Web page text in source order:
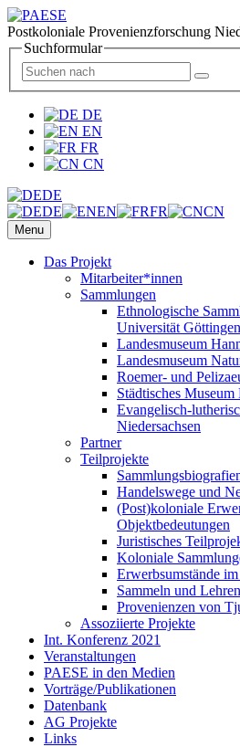
Postkoloniale Provenienzforschung
Suchformular
DE
EN
FR
CN
DE
DE
EN FR CN
Menu
Das Projekt
Mitarbeiter*innen
Sammlungen
Ethnologische
Universität Göttingen
Landesmuseum
Landesmuseum
Roemer- und
Städtisches
Evangelisch-
Niedersachsen
Partner
Teilprojekte
Handelswege und
(Post)koloniale
Objektbedeutungen
Juristisches
Koloniale
Erwerbsumstände
Sammeln und Lehren
Provenienzen von
Assoziierte Projekte
Int. Konferenz 2021
Veranstaltungen
PAESE in den Medien
Vorträge/Publikationen
Datenbank
AG Projekte
Links